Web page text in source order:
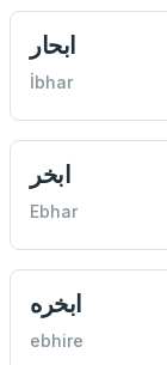
ابحار
İbhar
ابخر
Ebhar
ابخره
ebhire